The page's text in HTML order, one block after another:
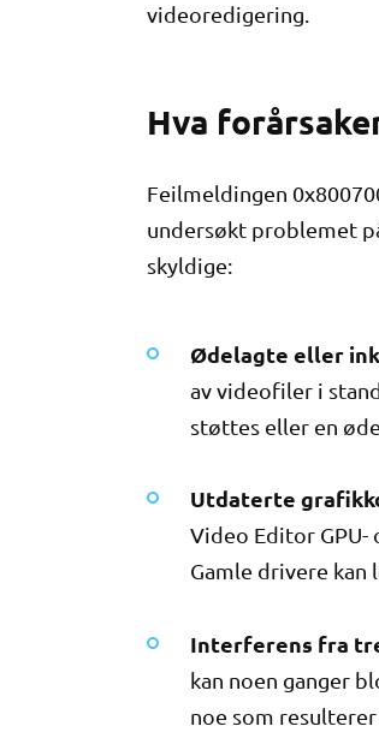
videoredigering.
Hva
Feilmeldingen
undersøkt problemet
skyldige:
Ødelagte eller
av videofiler i
støttes eller en
Utdaterte
Video Editor
Gamle drivere
Interferens fra
kan noen ganger
noe som resulterer